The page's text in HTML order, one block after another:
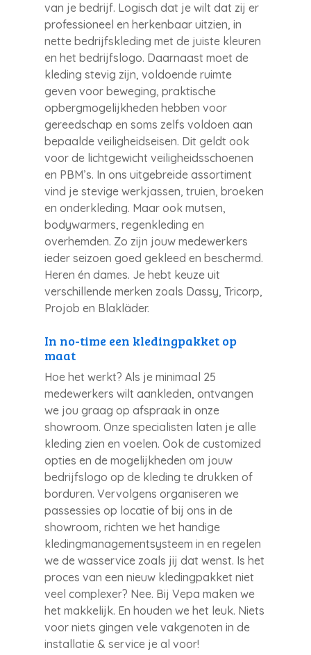
van je bedrijf. Logisch dat je wilt dat zij er
professioneel en herkenbaar uitzien, in
nette bedrijfskleding met de juiste kleuren
en het bedrijfslogo. Daarnaast moet de
kleding stevig zijn, voldoende ruimte
geven voor beweging, praktische
opbergmogelijkheden hebben voor
gereedschap en soms zelfs voldoen aan
bepaalde veiligheidseisen. Dit geldt ook
voor de lichtgewicht veiligheidsschoenen
en PBM’s. In ons uitgebreide assortiment
vind je stevige werkjassen, truien, broeken
en onderkleding. Maar ook mutsen,
bodywarmers, regenkleding en
overhemden. Zo zijn jouw medewerkers
ieder seizoen goed gekleed en beschermd.
Heren én dames. Je hebt keuze uit
verschillende merken zoals Dassy, Tricorp,
Projob en Blakläder.
In no-time een kledingpakket op
maat
Hoe het werkt? Als je minimaal 25
medewerkers wilt aankleden, ontvangen
we jou graag op afspraak in onze
showroom. Onze specialisten laten je alle
kleding zien en voelen. Ook de customized
opties en de mogelijkheden om jouw
bedrijfslogo op de kleding te drukken of
borduren. Vervolgens organiseren we
passessies op locatie of bij ons in de
showroom, richten we het handige
kledingmanagementsysteem in en regelen
we de wasservice zoals jij dat wenst. Is het
proces van een nieuw kledingpakket niet
veel complexer? Nee. Bij Vepa maken we
het makkelijk. En houden we het leuk. Niets
voor niets gingen vele vakgenoten in de
installatie & service je al voor!